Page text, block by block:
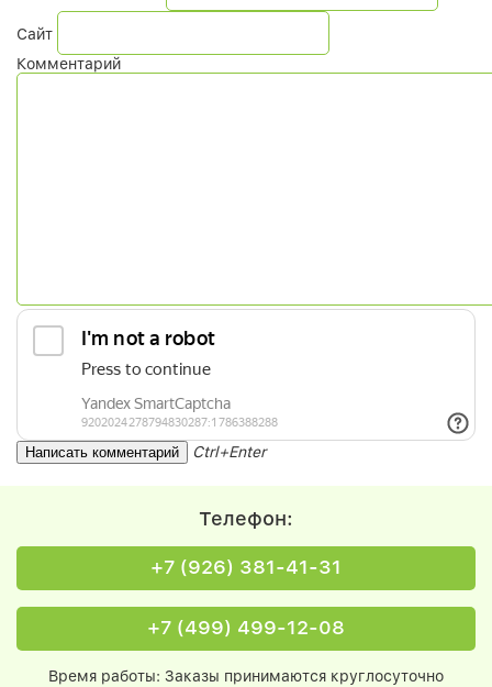
Сайт
Комментарий
Ctrl+Enter
Телефон:
+7 (926) 381-41-31
+7 (499) 499-12-08
Время работы: Заказы принимаются круглосуточно